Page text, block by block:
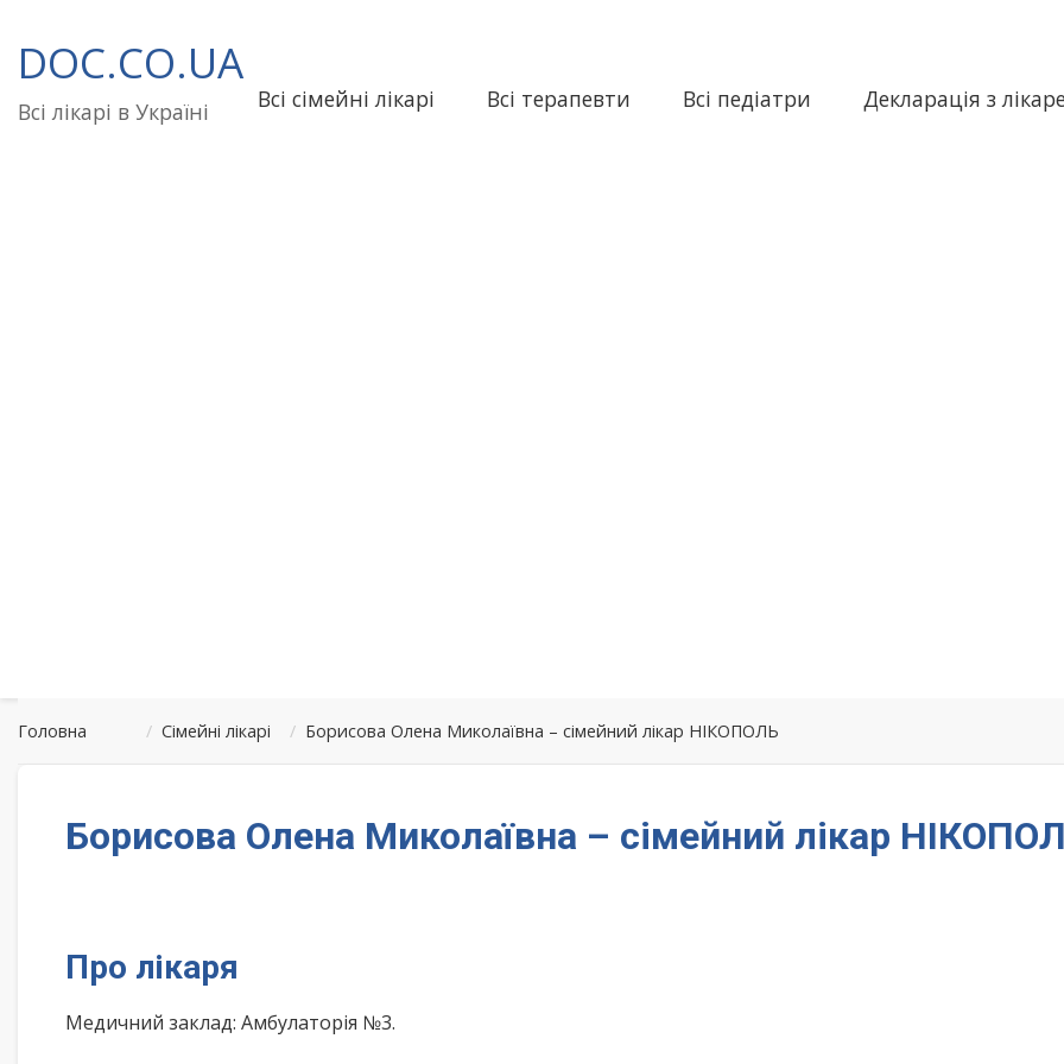
до
вмісту
DOC.CO.UA
Всі лікарі в Україні Всі сімейні лікарі Всі терапевти Всі педіатри Декларація з
Головна / Сімейні лікарі / Борисова Олена Миколаївна – сімейний лікар НІКОПОЛЬ
Борисова Олена Миколаївна – сімейний лікар
Про лікаря
Медичний заклад: Амбулаторія №3.